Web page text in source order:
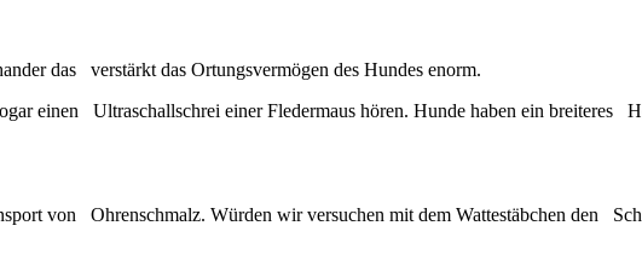
das verstärkt das Ortungsvermögen des Hundes enorm.
einen Ultraschallschrei einer Fledermaus hören. Hunde haben ein breiteres
von Ohrenschmalz. Würden wir versuchen mit dem Wattestäbchen den